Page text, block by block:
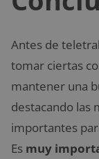
Antes de
tomar ciertas
mantener una
destacando las
importantes
Es muy